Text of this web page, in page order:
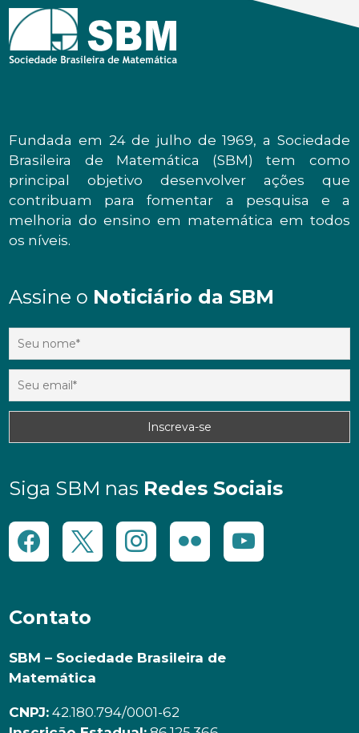
Fundada em 24 de julho de 1969, a Sociedade
Brasileira de Matemática (SBM) tem como
principal objetivo desenvolver ações que
contribuam para fomentar a pesquisa e a
melhoria do ensino em matemática em todos
os níveis.
Assine o Noticiário da SBM
Siga SBM nas Redes Sociais
Contato
SBM – Sociedade Brasileira de
Matemática
CNPJ: 42.180.794/0001-62